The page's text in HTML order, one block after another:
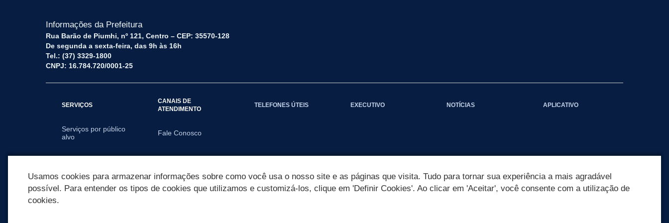
Informações da Prefeitura
Rua Barão de Piumhi, nº 121, Centro – CEP: 35570-128
De segunda a sexta-feira, das 9h às 16h
Tel.: (37) 3329-1800
CNPJ: 16.784.720/0001-25
SERVIÇOS
Serviços por público
alvo
CANAIS DE
ATENDIMENTO
Fale Conosco
TELEFONES ÚTEIS EXECUTIVO NOTÍCIAS APLICATIVO
Usamos cookies para armazenar informações sobre como você usa o nosso site e as páginas que visita. Tudo para tornar sua experiência a mais agradável
possível. Para entender os tipos de cookies que utilizamos e customizá-los, clique em 'Definir Cookies'. Ao clicar em 'Aceitar', você consente com a utilização de
cookies.